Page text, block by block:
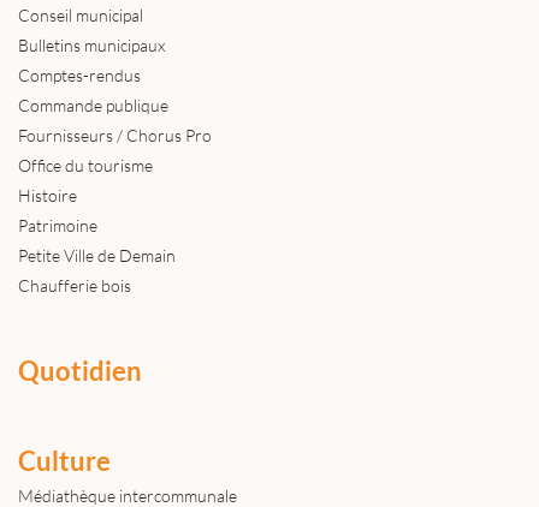
Conseil municipal
Bulletins municipaux
Comptes-rendus
Commande publique
Fournisseurs / Chorus Pro
Office du tourisme
Histoire
Patrimoine
Petite Ville de Demain
Chaufferie bois
Quotidien
Culture
Médiathèque intercommunale